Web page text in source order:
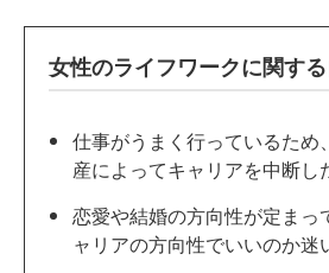
女性のライフワークに関す
仕事がうまく行っているため
産によってキャリアを中断し
恋愛や結婚の方向性が定まっ
ャリアの方向性でいいのか迷